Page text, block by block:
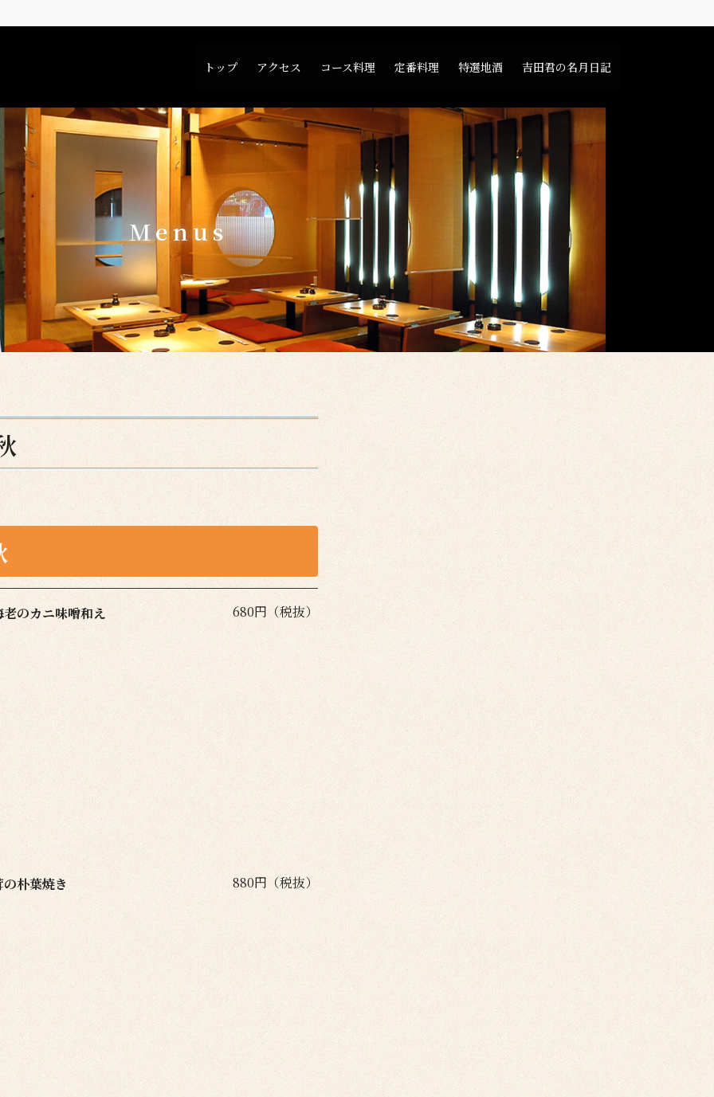
トップ アクセス コース料理 定番料理 特選地酒 吉田君の名月日記
Menus
のカニ味噌和え 680円（税抜）
朴葉焼き 880円（税抜）